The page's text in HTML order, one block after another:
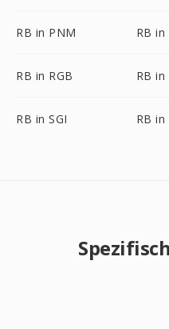
RB in PNM RB in
RB in RGB RB in
RB in SGI RB in